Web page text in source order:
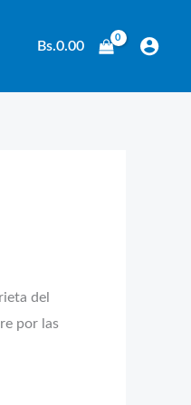
Bs.0.00
del
por las